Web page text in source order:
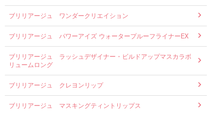
ブリリアージュ ワンダークリエイション
ブリリアージュ パワーアイズ ウォータープルーフライナーEX
ブリリアージュ ラッシュデザイナー・ビルドアップマスカラボ
リュームロング
ブリリアージュ クレヨンリップ
ブリリアージュ マスキングティントリップス